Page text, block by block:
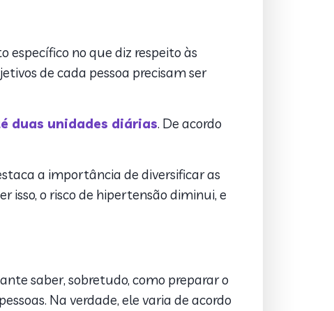
no que diz respeito às
de cada pessoa precisam ser
duas unidades diárias. De acordo
a importância de diversificar as
isso, o risco de hipertensão diminui, e
saber, sobretudo, como preparar o
Na verdade, ele varia de acordo